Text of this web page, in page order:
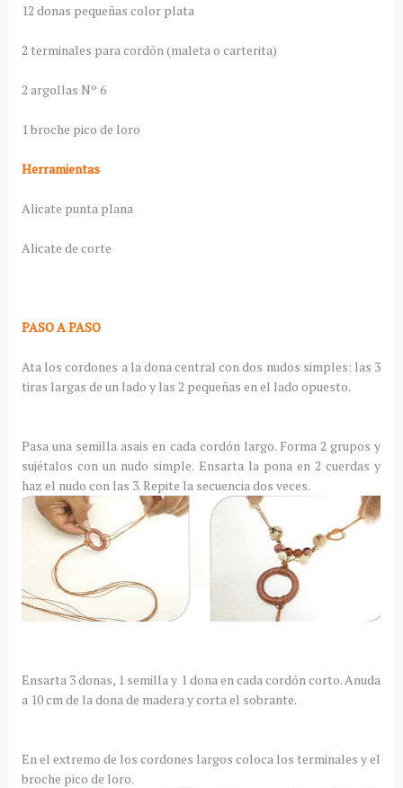
12 donas pequeñas color plata
2 terminales para cordón (maleta o carterita)
2 argollas Nº 6
1 broche pico de loro
Herramientas
Alicate punta plana
Alicate de corte
PASO A PASO
Ata los cordones a la dona central con dos nudos simples: las 3
tiras largas de un lado y las 2 pequeñas en el lado opuesto.
Pasa una semilla asais en cada cordón largo. Forma 2 grupos y
sujétalos con un nudo simple. Ensarta la pona en 2 cuerdas y
haz el nudo con las 3. Repite la secuencia dos veces.
Ensarta 3 donas, 1 semilla y 1 dona en cada cordón corto. Anuda
a 10 cm de la dona de madera y corta el sobrante.
En el extremo de los cordones largos coloca los terminales y el
broche pico de loro.